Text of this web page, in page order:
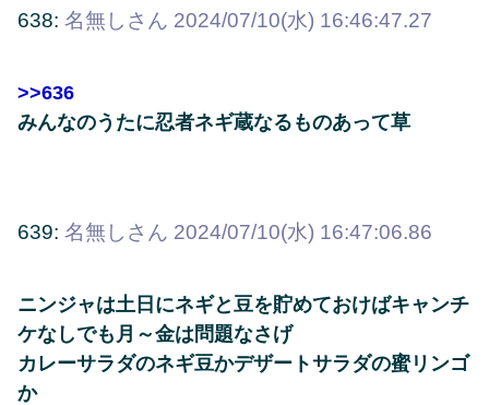
638: 名無しさん 2024/07/10(水) 16:46:47.27
>>636
みんなのうたに忍者ネギ蔵なるものあって草
639: 名無しさん 2024/07/10(水) 16:47:06.86
ニンジャは土日にネギと豆を貯めておけばキャンチ
ケなしでも月～金は問題なさげ
カレーサラダのネギ豆かデザートサラダの蜜リンゴ
か